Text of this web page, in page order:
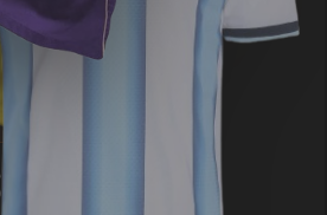
2026
FÚTBOL